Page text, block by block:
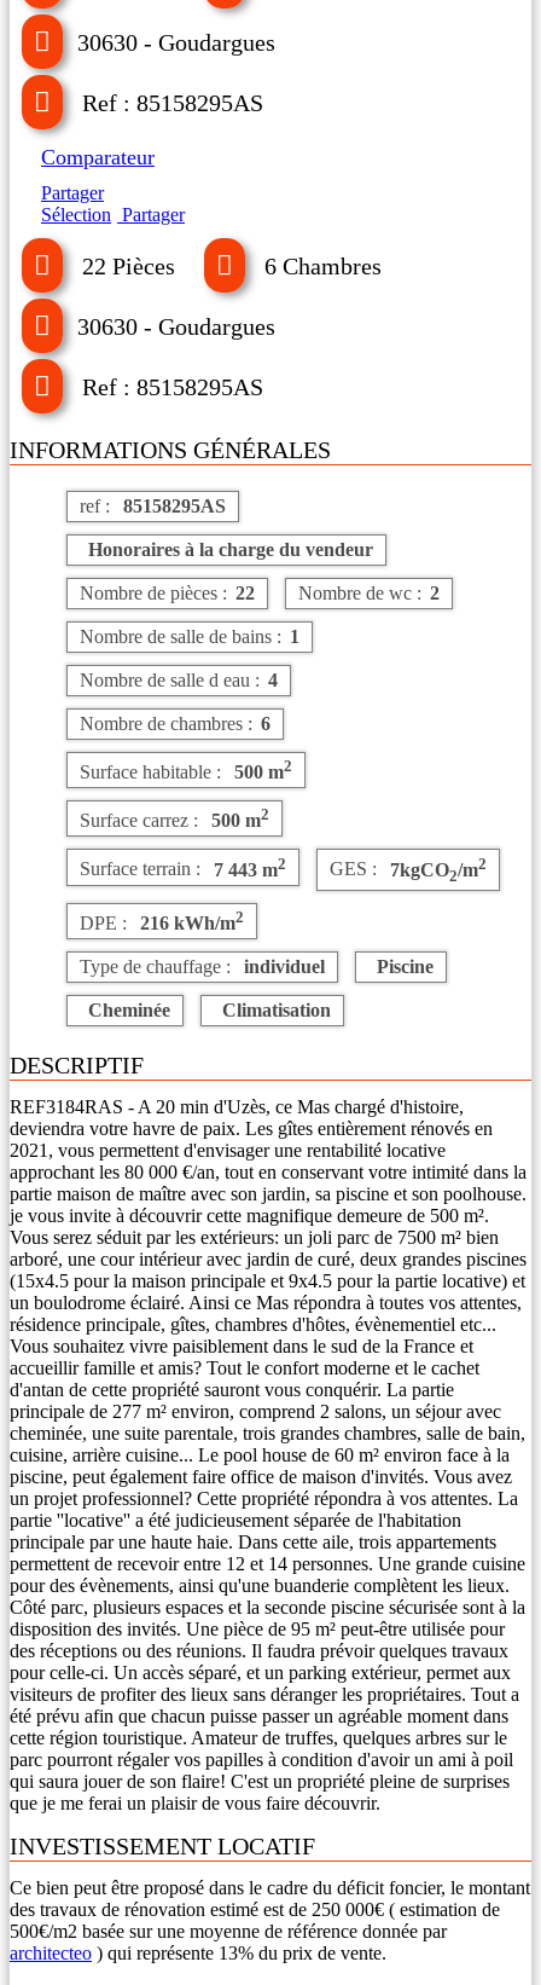
30630 - Goudargues
Ref : 85158295AS
Comparateur
Partager
Sélection Partager
22 Pièces 6 Chambres
30630 - Goudargues
Ref : 85158295AS
INFORMATIONS GÉNÉRALES
ref : 85158295AS
Honoraires à la charge du vendeur
Nombre de pièces : 22 Nombre de wc : 2
Nombre de salle de bains : 1
Nombre de salle d eau : 4
Nombre de chambres : 6
Surface habitable : 500 m2
Surface carrez : 500 m2
Surface terrain : 7 443 m2 GES : 7kgCO2/m2
DPE : 216 kWh/m2
Type de chauffage : individuel Piscine
Cheminée Climatisation
DESCRIPTIF
REF3184RAS - A 20 min d'Uzès, ce Mas chargé d'histoire,
deviendra votre havre de paix. Les gîtes entièrement rénovés en
2021, vous permettent d'envisager une rentabilité locative
approchant les 80 000 €/an, tout en conservant votre intimité dans la
partie maison de maître avec son jardin, sa piscine et son poolhouse.
je vous invite à découvrir cette magnifique demeure de 500 m².
Vous serez séduit par les extérieurs: un joli parc de 7500 m² bien
arboré, une cour intérieur avec jardin de curé, deux grandes piscines
(15x4.5 pour la maison principale et 9x4.5 pour la partie locative) et
un boulodrome éclairé. Ainsi ce Mas répondra à toutes vos attentes,
résidence principale, gîtes, chambres d'hôtes, évènementiel etc...
Vous souhaitez vivre paisiblement dans le sud de la France et
accueillir famille et amis? Tout le confort moderne et le cachet
d'antan de cette propriété sauront vous conquérir. La partie
principale de 277 m² environ, comprend 2 salons, un séjour avec
cheminée, une suite parentale, trois grandes chambres, salle de bain,
cuisine, arrière cuisine... Le pool house de 60 m² environ face à la
piscine, peut également faire office de maison d'invités. Vous avez
un projet professionnel? Cette propriété répondra à vos attentes. La
partie ''locative'' a été judicieusement séparée de l'habitation
principale par une haute haie. Dans cette aile, trois appartements
permettent de recevoir entre 12 et 14 personnes. Une grande cuisine
pour des évènements, ainsi qu'une buanderie complètent les lieux.
Côté parc, plusieurs espaces et la seconde piscine sécurisée sont à la
disposition des invités. Une pièce de 95 m² peut-être utilisée pour
des réceptions ou des réunions. Il faudra prévoir quelques travaux
pour celle-ci. Un accès séparé, et un parking extérieur, permet aux
visiteurs de profiter des lieux sans déranger les propriétaires. Tout a
été prévu afin que chacun puisse passer un agréable moment dans
cette région touristique. Amateur de truffes, quelques arbres sur le
parc pourront régaler vos papilles à condition d'avoir un ami à poil
qui saura jouer de son flaire! C'est un propriété pleine de surprises
que je me ferai un plaisir de vous faire découvrir.
INVESTISSEMENT LOCATIF
Ce bien peut être proposé dans le cadre du déficit foncier, le montant
des travaux de rénovation estimé est de 250 000€ ( estimation de
500€/m2 basée sur une moyenne de référence donnée par
architecteo ) qui représente 13% du prix de vente.